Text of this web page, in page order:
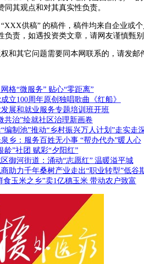
其观点和对其真实性负责。
供稿” 的稿件，稿件均来自企业或
负责，如遇投资类文章，请网友谨慎甄
和其它问题需要同本网联系的，请发邮
格“微服务” 贴心“零距离”
立100周年原创独唱歌曲《红船》
展和就业服务专题培训班开班
共治”绘就社区治理新画卷
编制池”推动“乡村振兴万人计划”走实走
乡：服务百姓无小事 “帮办代办”暖人心
龄”社团 赋彩“夕阳红”
御河街道：涌动“志愿红” 温暖溢平城
助力千年桑树产业走出“职业转型”低谷
食玉米之乡”卖1亿穗玉米 带动农户致富